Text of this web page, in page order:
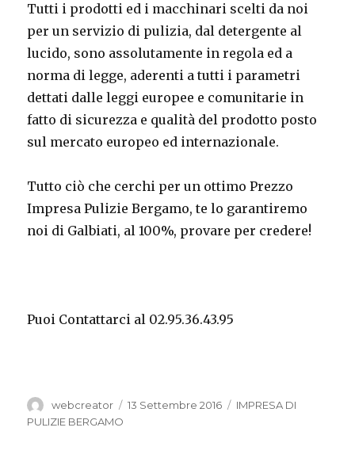
Tutti i prodotti ed i macchinari scelti da noi
per un servizio di pulizia, dal detergente al
lucido, sono assolutamente in regola ed a
norma di legge, aderenti a tutti i parametri
dettati dalle leggi europee e comunitarie in
fatto di sicurezza e qualità del prodotto posto
sul mercato europeo ed internazionale.
Tutto ciò che cerchi per un ottimo Prezzo
Impresa Pulizie Bergamo, te lo garantiremo
noi di Galbiati, al 100%, provare per credere!
Puoi Contattarci al 02.95.36.43.95
Autore
webcreator
Pubblicato
13 Settembre 2016 Categorie
IMPRESA DI
PULIZIE BERGAMO